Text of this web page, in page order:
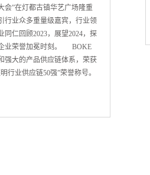
会”在灯都古镇华艺广场隆重
行业众多重量级嘉宾，行业领
仁回顾2023，展望2024，探
业荣誉加冕时刻。 BOKE
强大的产品供应链体系，荣获
行业供应链50强”荣誉称号。